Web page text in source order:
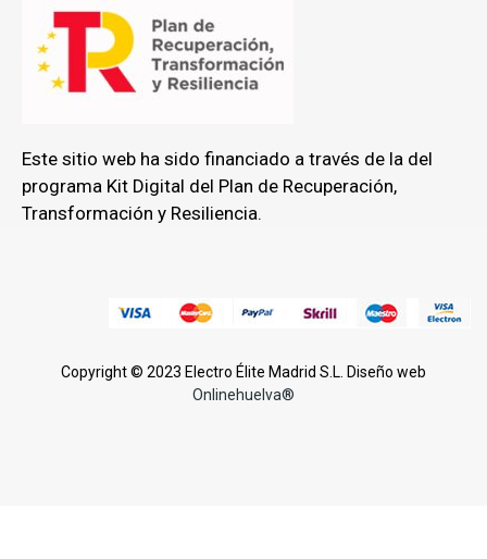
Este sitio web ha sido financiado a través de la del
programa Kit Digital del Plan de Recuperación,
Transformación y Resiliencia.
Copyright © 2023 Electro Élite Madrid S.L. Diseño web
Onlinehuelva®